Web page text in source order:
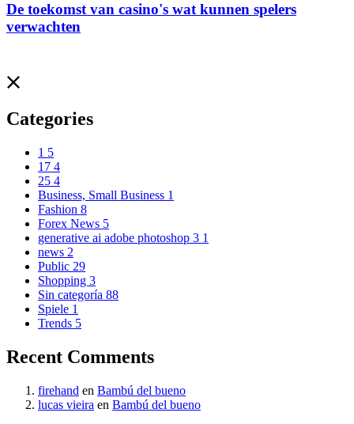
De toekomst van casino's wat kunnen spelers
verwachten
Categories
1 5
17 4
25 4
Business, Small Business 1
Fashion 8
Forex News 5
generative ai adobe photoshop 3 1
news 2
Public 29
Shopping 3
Sin categoría 88
Spiele 1
Trends 5
Recent Comments
firehand en Bambú del bueno
lucas vieira en Bambú del bueno